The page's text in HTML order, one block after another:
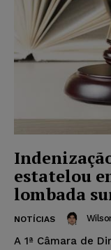
estatelou
lombada
NOTÍCIAS
A 1ª Câmara de